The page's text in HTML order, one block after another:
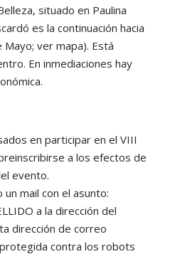
situado en Paulina
es la continuación hacia
ver mapa). Está
En inmediaciones hay
en participar en el VIII
a los efectos de
evento.
mail con el asunto:
a la dirección del
dirección de correo
contra los robots